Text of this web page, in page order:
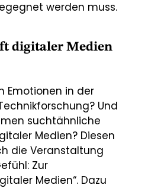
werden muss.
digitaler Medien
Emotionen in der
Und
suchtähnliche
Medien? Diesen
die Veranstaltung
Zur
Medien“. Dazu